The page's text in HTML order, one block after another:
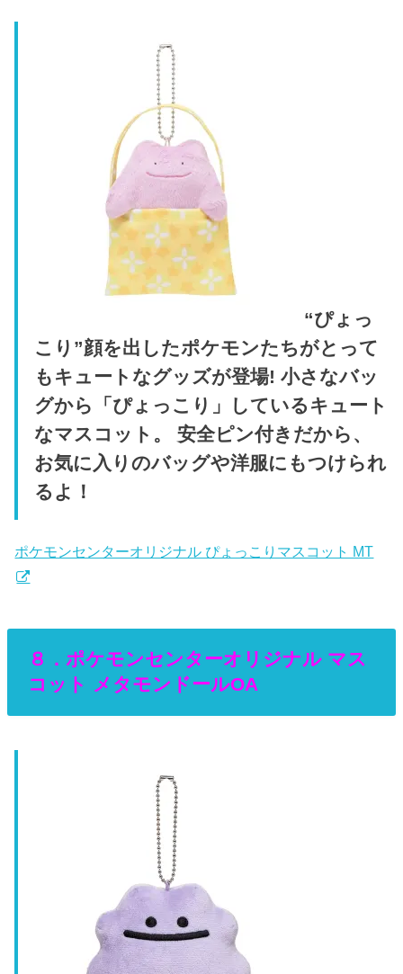
“ぴょっ
こり”顔を出したポケモンたちがとって
もキュートなグッズが登場! 小さなバッ
グから「ぴょっこり」しているキュート
なマスコット。 安全ピン付きだから、
お気に入りのバッグや洋服にもつけられ
るよ！
ポケモンセンターオリジナル ぴょっこりマスコット MT
８．ポケモンセンターオリジナル マス
コット メタモンドールOA